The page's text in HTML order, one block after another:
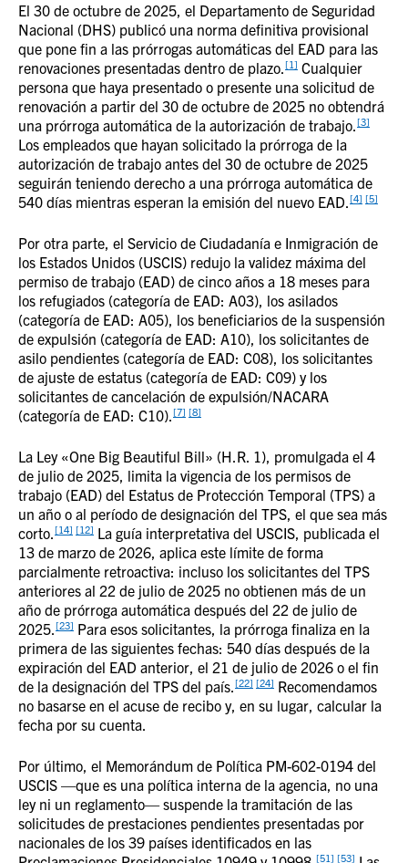
El 30 de octubre de 2025, el Departamento de Seguridad
Nacional (DHS) publicó una norma definitiva provisional
que pone fin a las prórrogas automáticas del EAD para las
renovaciones presentadas dentro de plazo.[1] Cualquier
persona que haya presentado o presente una solicitud de
renovación a partir del 30 de octubre de 2025 no obtendrá
una prórroga automática de la autorización de trabajo.[3]
Los empleados que hayan solicitado la prórroga de la
autorización de trabajo antes del 30 de octubre de 2025
seguirán teniendo derecho a una prórroga automática de
540 días mientras esperan la emisión del nuevo EAD.[4] [5]
Por otra parte, el Servicio de Ciudadanía e Inmigración de
los Estados Unidos (USCIS) redujo la validez máxima del
permiso de trabajo (EAD) de cinco años a 18 meses para
los refugiados (categoría de EAD: A03), los asilados
(categoría de EAD: A05), los beneficiarios de la suspensión
de expulsión (categoría de EAD: A10), los solicitantes de
asilo pendientes (categoría de EAD: C08), los solicitantes
de ajuste de estatus (categoría de EAD: C09) y los
solicitantes de cancelación de expulsión/NACARA
(categoría de EAD: C10).[7] [8]
La Ley «One Big Beautiful Bill» (H.R. 1), promulgada el 4
de julio de 2025, limita la vigencia de los permisos de
trabajo (EAD) del Estatus de Protección Temporal (TPS) a
un año o al período de designación del TPS, el que sea más
corto.[14] [12] La guía interpretativa del USCIS, publicada el
13 de marzo de 2026, aplica este límite de forma
parcialmente retroactiva: incluso los solicitantes del TPS
anteriores al 22 de julio de 2025 no obtienen más de un
año de prórroga automática después del 22 de julio de
2025.[23] Para esos solicitantes, la prórroga finaliza en la
primera de las siguientes fechas: 540 días después de la
expiración del EAD anterior, el 21 de julio de 2026 o el fin
de la designación del TPS del país.[22] [24] Recomendamos
no basarse en el acuse de recibo y, en su lugar, calcular la
fecha por su cuenta.
Por último, el Memorándum de Política PM-602-0194 del
USCIS —que es una política interna de la agencia, no una
ley ni un reglamento— suspende la tramitación de las
solicitudes de prestaciones pendientes presentadas por
nacionales de los 39 países identificados en las
[51] [53]